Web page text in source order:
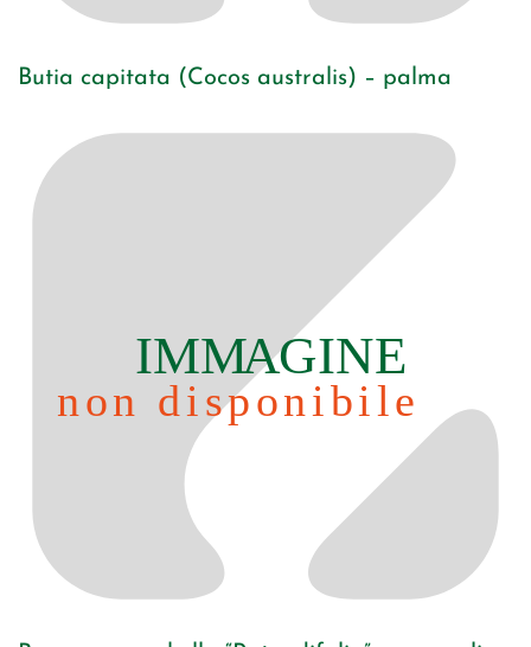
Butia capitata (Cocos australis) – palma